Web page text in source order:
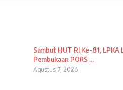
Sambut HUT RI Ke-81,
Pembukaan PORS ...
Agustus 7, 2026